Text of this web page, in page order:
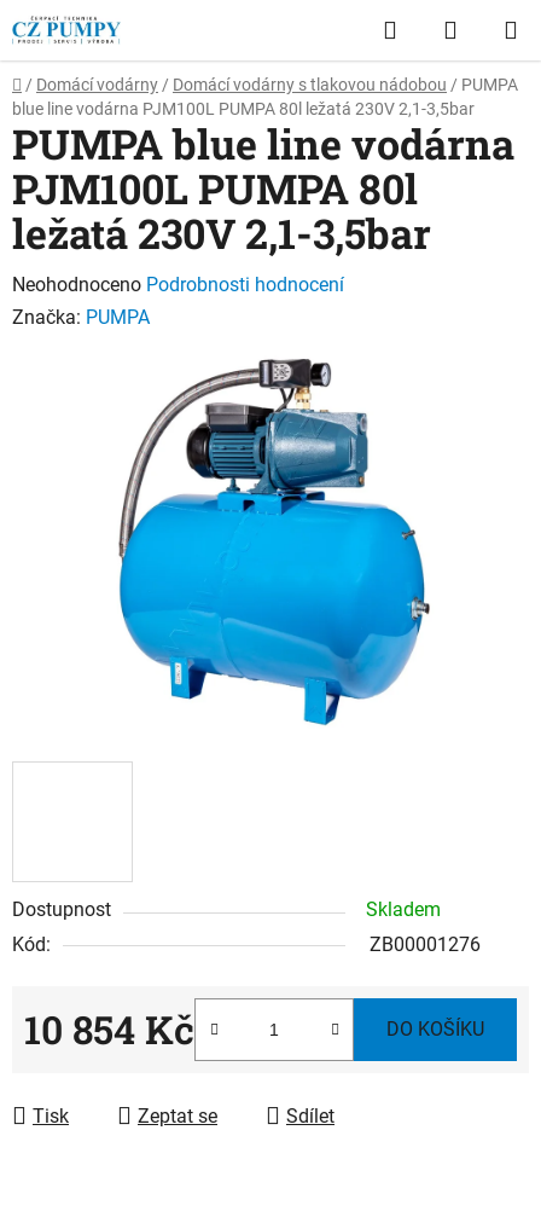
Přejít
na
obsah
Hledat
KOŠÍK
Domů
/ Domácí vodárny / Domácí vodárny s tlakovou nádobou / PUMPA
blue line vodárna PJM100L PUMPA 80l ležatá 230V 2,1-3,5bar
Dostupnost
Skladem
Kód:
ZB00001276
10 854 Kč DO KOŠÍKU
Tisk Zeptat se Sdílet
PUMPA blue line vodárna
PJM100L PUMPA 80l
ležatá 230V 2,1-3,5bar
Průměrné
hodnocení
Neohodnoceno Podrobnosti hodnocení
Značka: PUMPA